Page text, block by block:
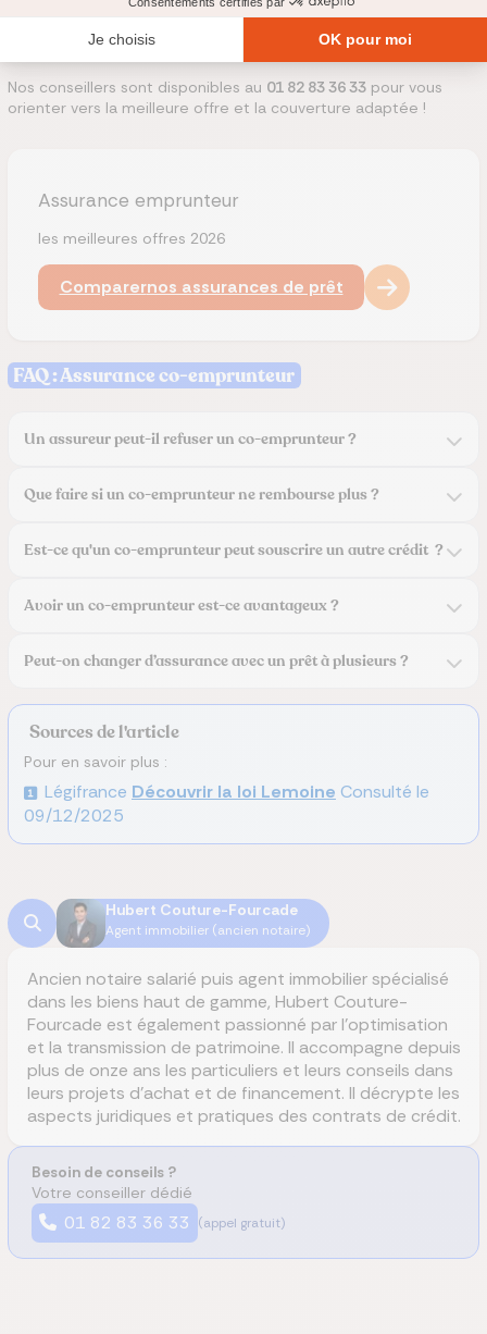
- sécuriser l’accord de la banque.
Nos conseillers sont disponibles au 01 82 83 36 33 pour vous
orienter vers la meilleure offre et la couverture adaptée !
Assurance emprunteur
les meilleures offres 2026
Comparernos assurances de prêt
FAQ : Assurance co-emprunteur
Un assureur peut-il refuser un co-emprunteur ?
Que faire si un co-emprunteur ne rembourse plus ?
Est-ce qu'un co-emprunteur peut souscrire un autre crédit ?
Avoir un co-emprunteur est-ce avantageux ?
Peut-on changer d’assurance avec un prêt à plusieurs ?
Sources de l'article
Pour en savoir plus :
Légifrance Découvrir la loi Lemoine Consulté le
09/12/2025
Hubert Couture-Fourcade
Agent immobilier (ancien notaire)
Ancien notaire salarié puis agent immobilier spécialisé
dans les biens haut de gamme, Hubert Couture-
Fourcade est également passionné par l'optimisation
et la transmission de patrimoine. Il accompagne depuis
plus de onze ans les particuliers et leurs conseils dans
leurs projets d’achat et de financement. Il décrypte les
aspects juridiques et pratiques des contrats de crédit.
Besoin de conseils ?
Votre conseiller dédié
01 82 83 36 33 (appel gratuit)